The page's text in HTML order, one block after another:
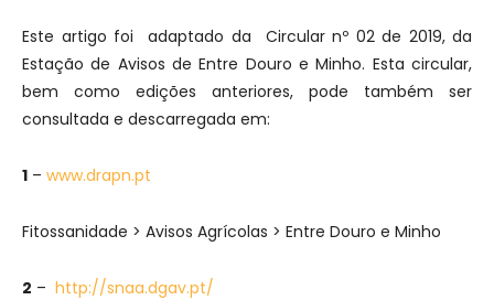
Este artigo foi adaptado da Circular nº 02 de 2019, da
Estação de Avisos de Entre Douro e Minho. Esta circular,
bem como edições anteriores, pode também ser
consultada e descarregada em:
1 – www.drapn.pt
Fitossanidade > Avisos Agrícolas > Entre Douro e Minho
2 – http://snaa.dgav.pt/